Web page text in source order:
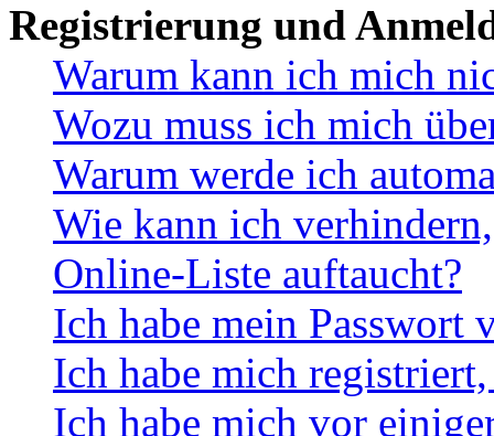
Registrierung und
Warum kann ich mich
Wozu muss ich mich
Warum werde ich
Wie kann ich
Online-Liste auftaucht?
Ich habe mein Passwort
Ich habe mich
Ich habe mich vor